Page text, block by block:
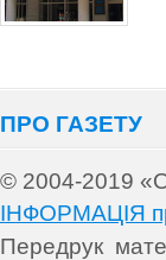
ПРО ГАЗЕТУ
© 2004-2019
ІНФОРМАЦІЯ
Передрук